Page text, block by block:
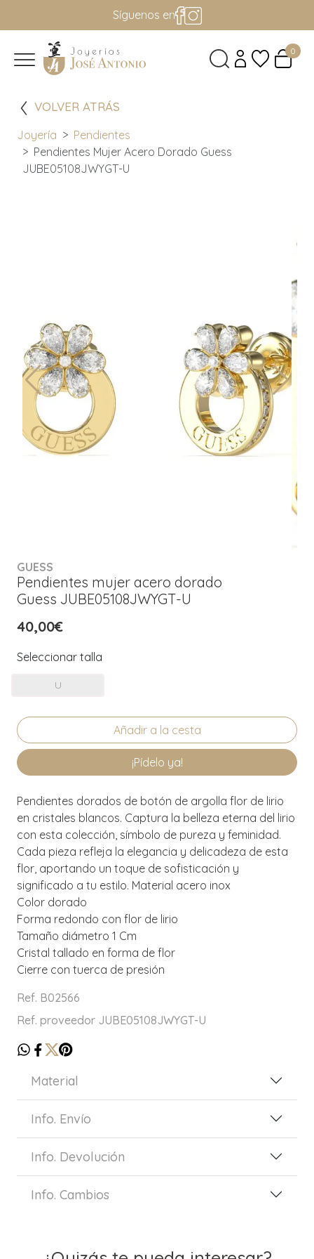
Síguenos en
0
VOLVER ATRÁS
Joyería
Pendientes
Pendientes Mujer Acero Dorado Guess
JUBE05108JWYGT-U
GUESS
Pendientes mujer acero dorado
Guess JUBE05108JWYGT-U
40,00€
Seleccionar talla
U
¡Pídelo ya!
Pendientes dorados de botón de argolla flor de lirio
en cristales blancos. Captura la belleza eterna del lirio
con esta colección, símbolo de pureza y feminidad.
Cada pieza refleja la elegancia y delicadeza de esta
flor, aportando un toque de sofisticación y
significado a tu estilo. Material acero inox
Color dorado
Forma redondo con flor de lirio
Tamaño diámetro 1 Cm
Cristal tallado en forma de flor
Cierre con tuerca de presión
Ref. B02566
Ref. proveedor JUBE05108JWYGT-U
Material
Info. Envío
Info. Devolución
Info. Cambios